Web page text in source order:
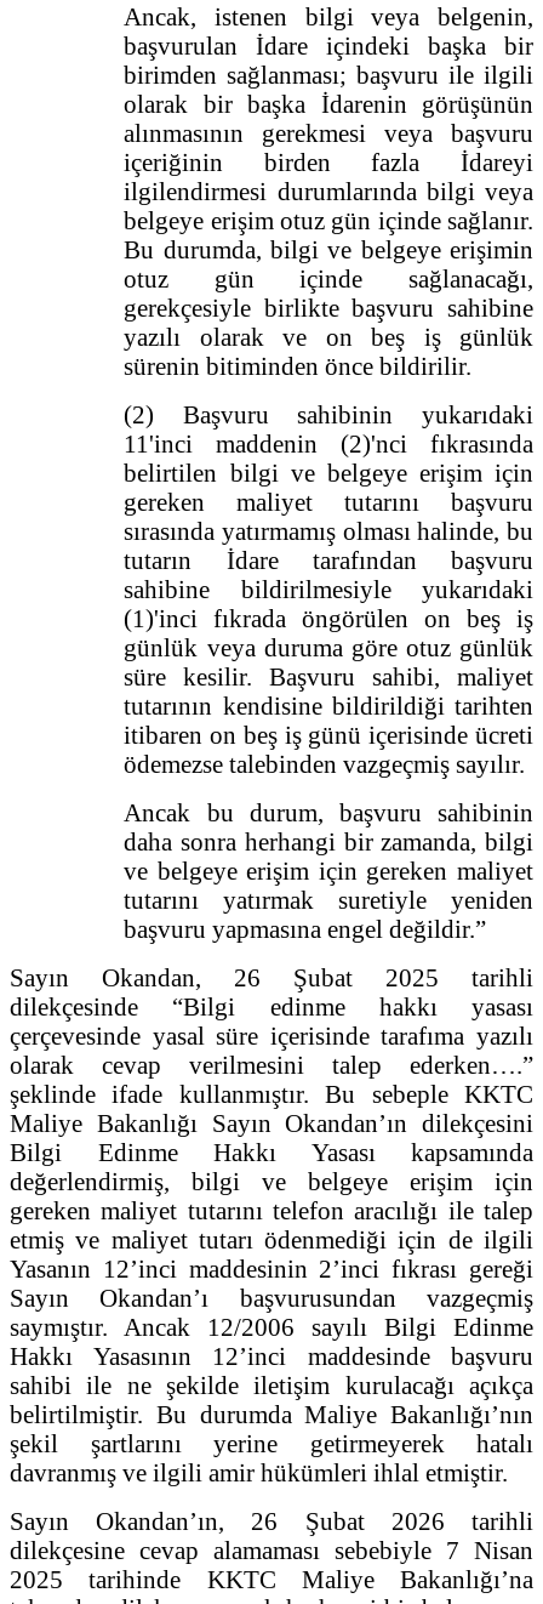
Ancak, istenen bilgi veya belgenin,
başvurulan İdare içindeki başka bir
birimden sağlanması; başvuru ile ilgili
olarak bir başka İdarenin görüşünün
alınmasının gerekmesi veya başvuru
içeriğinin birden fazla İdareyi
ilgilendirmesi durumlarında bilgi veya
belgeye erişim otuz gün içinde sağlanır.
Bu durumda, bilgi ve belgeye erişimin
otuz gün içinde sağlanacağı,
gerekçesiyle birlikte başvuru sahibine
yazılı olarak ve on beş iş günlük
sürenin bitiminden önce bildirilir.
(2) Başvuru sahibinin yukarıdaki
11'inci maddenin (2)'nci fıkrasında
belirtilen bilgi ve belgeye erişim için
gereken maliyet tutarını başvuru
sırasında yatırmamış olması halinde, bu
tutarın İdare tarafından başvuru
sahibine bildirilmesiyle yukarıdaki
(1)'inci fıkrada öngörülen on beş iş
günlük veya duruma göre otuz günlük
süre kesilir. Başvuru sahibi, maliyet
tutarının kendisine bildirildiği tarihten
itibaren on beş iş günü içerisinde ücreti
ödemezse talebinden vazgeçmiş sayılır.
Ancak bu durum, başvuru sahibinin
daha sonra herhangi bir zamanda, bilgi
ve belgeye erişim için gereken maliyet
tutarını yatırmak suretiyle yeniden
başvuru yapmasına engel değildir.”
Sayın Okandan, 26 Şubat 2025 tarihli
dilekçesinde “Bilgi edinme hakkı yasası
çerçevesinde yasal süre içerisinde tarafıma yazılı
olarak cevap verilmesini talep ederken….”
şeklinde ifade kullanmıştır. Bu sebeple KKTC
Maliye Bakanlığı Sayın Okandan’ın dilekçesini
Bilgi Edinme Hakkı Yasası kapsamında
değerlendirmiş, bilgi ve belgeye erişim için
gereken maliyet tutarını telefon aracılığı ile talep
etmiş ve maliyet tutarı ödenmediği için de ilgili
Yasanın 12’inci maddesinin 2’inci fıkrası gereği
Sayın Okandan’ı başvurusundan vazgeçmiş
saymıştır. Ancak 12/2006 sayılı Bilgi Edinme
Hakkı Yasasının 12’inci maddesinde başvuru
sahibi ile ne şekilde iletişim kurulacağı açıkça
belirtilmiştir. Bu durumda Maliye Bakanlığı’nın
şekil şartlarını yerine getirmeyerek hatalı
davranmış ve ilgili amir hükümleri ihlal etmiştir.
Sayın Okandan’ın, 26 Şubat 2026 tarihli
dilekçesine cevap alamaması sebebiyle 7 Nisan
2025 tarihinde KKTC Maliye Bakanlığı’na